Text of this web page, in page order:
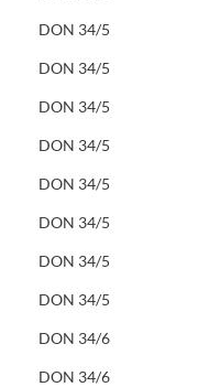
DON 34/5
DON 34/5
DON 34/5
DON 34/5
DON 34/5
DON 34/5
DON 34/5
DON 34/5
DON 34/6
DON 34/6